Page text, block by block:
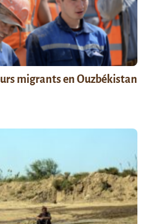
migrants en Ouzbékistan